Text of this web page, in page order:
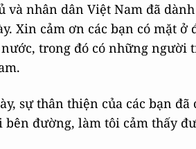
và nhân dân Việt Nam đã
Xin cảm ơn các bạn có mặt
trong đó có những người
sự thân thiện của các bạn
bên đường, làm tôi cảm thấy